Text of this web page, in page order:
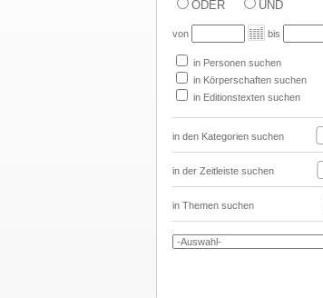
ODER UND
von bis
in Personen suchen
in Körperschaften suchen
in Editionstexten suchen
in den Kategorien suchen
in der Zeitleiste suchen
in Themen suchen